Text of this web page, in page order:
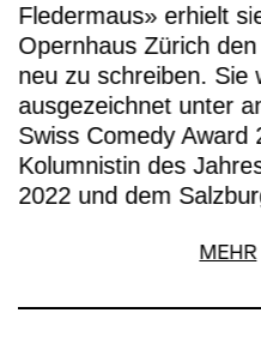
Fledermaus» erhielt
Opernhaus Zürich
neu zu schreiben. Sie
ausgezeichnet unter
Swiss Comedy Award
Kolumnistin des
2022 und dem
MEHR